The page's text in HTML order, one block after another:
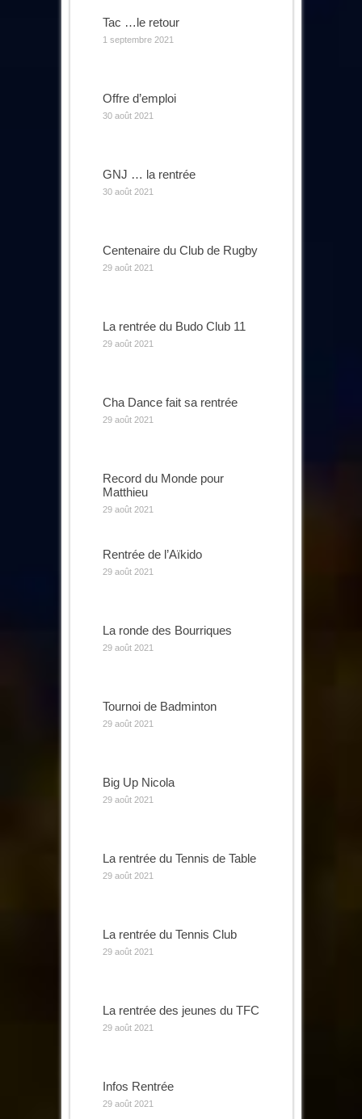
Tac …le retour
1 septembre 2021
Offre d’emploi
30 août 2021
GNJ … la rentrée
30 août 2021
Centenaire du Club de Rugby
29 août 2021
La rentrée du Budo Club 11
29 août 2021
Cha Dance fait sa rentrée
29 août 2021
Record du Monde pour
Matthieu
29 août 2021
Rentrée de l’Aïkido
29 août 2021
La ronde des Bourriques
29 août 2021
Tournoi de Badminton
29 août 2021
Big Up Nicola
29 août 2021
La rentrée du Tennis de Table
29 août 2021
La rentrée du Tennis Club
29 août 2021
La rentrée des jeunes du TFC
29 août 2021
Infos Rentrée
29 août 2021